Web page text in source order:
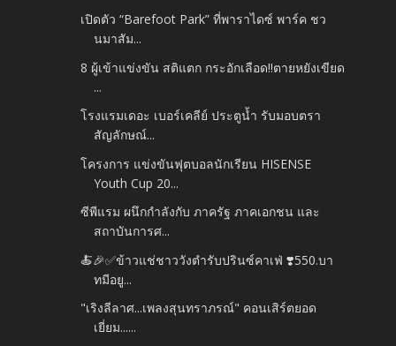
เปิดตัว “Barefoot Park” ที่พาราไดซ์ พาร์ค ชว
นมาสัม...
8 ผู้เข้าแข่งขัน สติแตก กระอักเลือด!!ตายหยังเขียด
...
โรงแรมเดอะ เบอร์เคลีย์ ประตูน้ำ รับมอบตรา
สัญลักษณ์...
โครงการ แข่งขันฟุตบอลนักเรียน HISENSE
Youth Cup 20...
ซีพีแรม ผนึกกำลังกับ ภาครัฐ ภาคเอกชน และ
สถาบันการศ...
🍝🎉✅️ข้าวแช่ชาววังตำรับปรินซ์คาเฟ่ ❣️550.บา
ทมีอยู...
"เริงลีลาศ...เพลงสุนทราภรณ์" คอนเสิร์ตยอด
เยี่ยม......